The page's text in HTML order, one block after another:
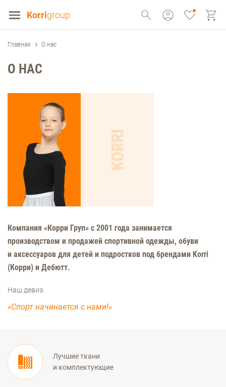
Korrigroup
Главная О нас
О НАС
Компания «Корри Груп» с 2001 года занимается
производством и продажей спортивной одежды, обуви
и аксессуаров для детей и подростков под брендами Korri
(Корри) и Дебютт.
Наш девиз:
«Спорт начинается с нами!»
Лучшие ткани
и комплектующие